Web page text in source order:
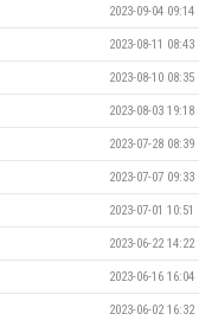
2023-09-04 09:14
2023-08-11 08:43
2023-08-10 08:35
2023-08-03 19:18
2023-07-28 08:39
2023-07-07 09:33
2023-07-01 10:51
2023-06-22 14:22
2023-06-16 16:04
2023-06-02 16:32